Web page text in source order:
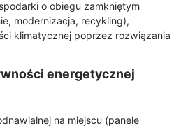
o obiegu zamkniętym
modernizacja, recykling),
klimatycznej poprzez rozwiązania
energetycznej
na miejscu (panele